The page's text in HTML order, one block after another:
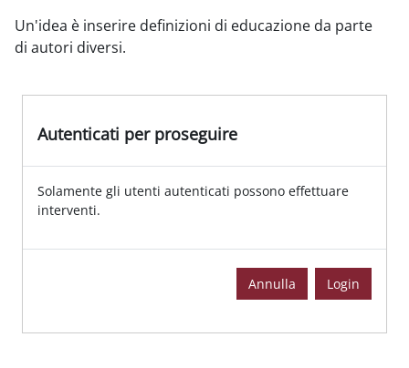
Un'idea è inserire definizioni di educazione da parte
di autori diversi.
Autenticati per proseguire
Solamente gli utenti autenticati possono effettuare
interventi.
Annulla Login